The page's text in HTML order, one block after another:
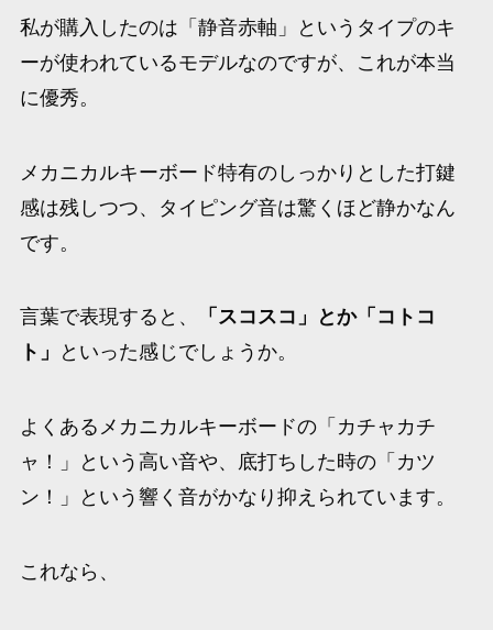
私が購入したのは「静音赤軸」というタイプのキ
ーが使われているモデルなのですが、これが本当
に優秀。
メカニカルキーボード特有のしっかりとした打鍵
感は残しつつ、タイピング音は驚くほど静かなん
です。
言葉で表現すると、
「スコスコ」とか「コトコ
ト」
といった感じでしょうか。
よくあるメカニカルキーボードの「カチャカチ
ャ！」という高い音や、底打ちした時の「カツ
ン！」という響く音がかなり抑えられています。
これなら、